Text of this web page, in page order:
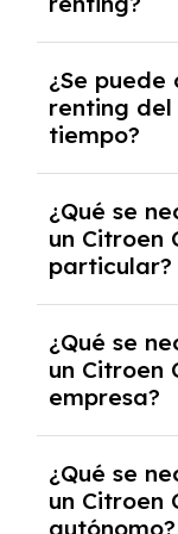
tendrás que
salvo en
debido al
económica.
¿Se
renting del
tiempo?
pero puede
cancelación
las
experto que
¿Qué se
un Citroen
particular?
y, en
crediticia y
¿Qué se
un Citroen
empresa?
casos, un
¿Qué se
un Citroen
autónomo?